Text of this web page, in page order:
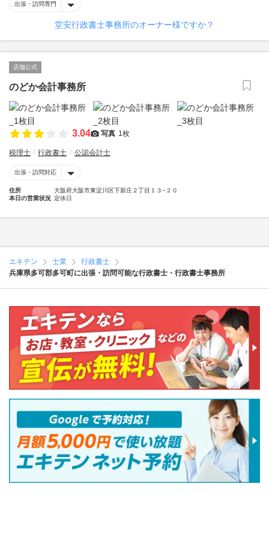
出張・訪問専門
堂安行政書士事務所のオーナー様ですか？
店舗公式
のどか会計事務所
3.04 写真 1枚
税理士 行政書士 公認会計士
出張・訪問対応
住所
大阪府大阪市東淀川区下新庄２丁目１３−２０
本日の営業状況 定休日
エキテン 士業
行政書士
兵庫県多可郡多可町に出張・訪問可能な行政書士・行政書士事務所